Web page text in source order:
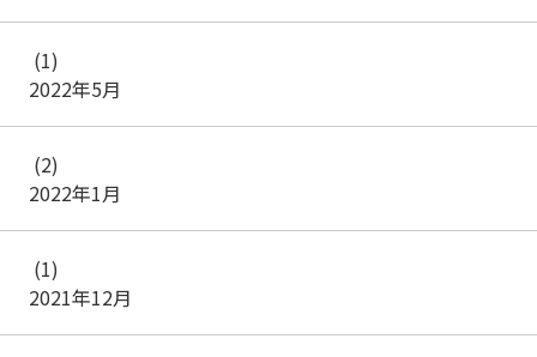
2022年5月
(1)
2022年1月
(2)
2021年12月
(1)